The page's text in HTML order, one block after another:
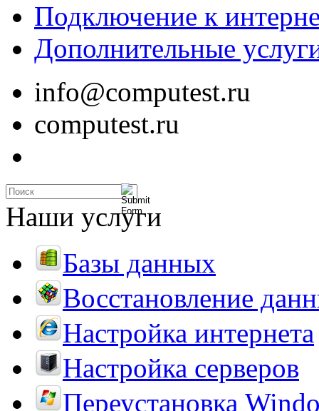
Подключение к
Дополнительные
info@computest.ru
computest.ru
Наши услуги
Базы данных
Восстановление
Настройка интернета
Настройка серверов
Переустановка